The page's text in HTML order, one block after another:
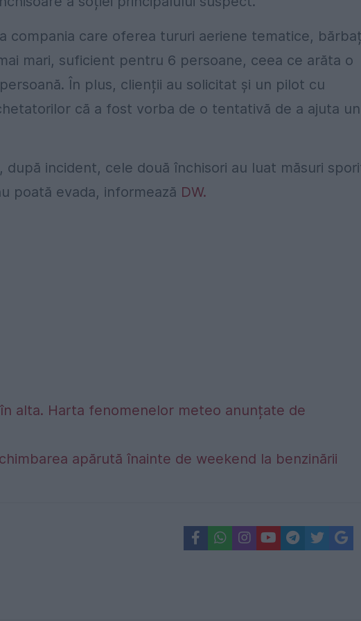
compania care oferea tururi aeriene tematice,
mari, suficient pentru 6 persoane, ceea ce arăta o
În plus, clienții au solicitat și un pilot cu
că a fost vorba de o tentativă de a ajuta un
incident, cele două închisori au luat măsuri
poată evada, informează DW.
alta. Harta fenomenelor meteo anunțate de
apărută înainte de weekend la benzinării